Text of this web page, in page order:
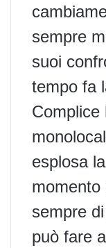
sempre
suoi
tempo fa
Complice
esplosa
momento
sempre
può fare